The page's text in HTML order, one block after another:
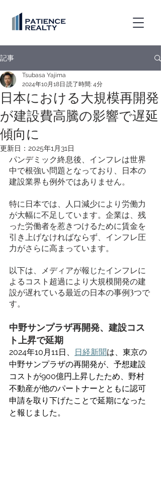
記事
日本における大規模再開発
が建設費高騰の影響で遅延
傾向に
Tsubasa Yajima
2024年10月18日 読了時間: 4分
更新日： 2025年1月31日
パンデミック終息後、インフレは世界
中で根強い問題となっており、日本の
建設業界も例外ではありません。
特に日本では、人口減少により労働力
が大幅に不足しています。企業は、残
った労働者を惹きつけるために賃金を
引き上げなければならず、インフレ圧
力がさらに高まっています。
以下は、メディアが報じたインフレに
よるコスト超過により大規模開発の建
設が遅れている最近の日本の事例3つで
す。
中野サンプラザ再開発、建設コス
ト上昇で延期
2024年10月11日、 日経新聞は、東京の
中野サンプラザの再開発が、予想建設
コストが900億円上昇したため、野村
不動産が他のパートナーとともに認可
申請を取り下げたことで延期になった
と報じました。